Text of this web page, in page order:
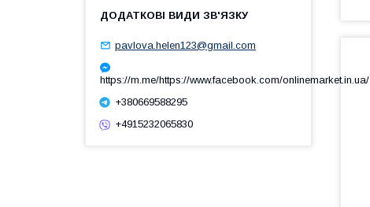
pavlova.helen123@gmail.com
https://m.me/https://www.facebook.com/onlinemarket.in.ua/
+380669588295
+4915232065830